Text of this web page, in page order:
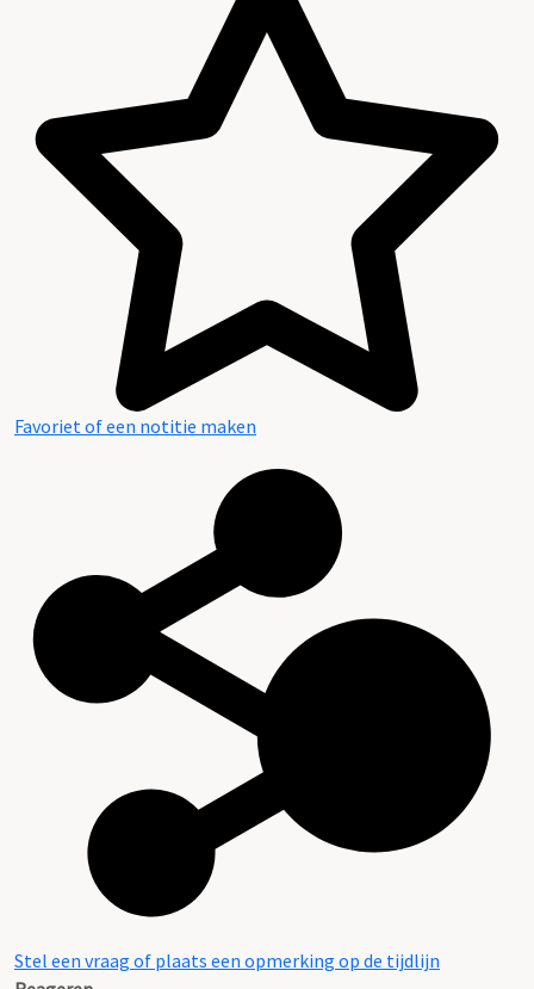
Favoriet of een notitie maken
Stel een vraag of plaats een opmerking op de tijdlijn